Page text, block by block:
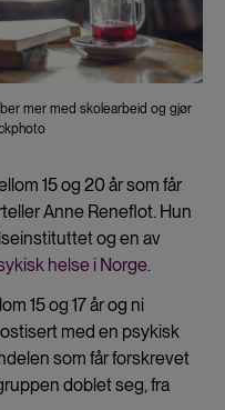
mer med skolearbeid og gjør
15 og 20 år som får
Anne Reneflot. Hun
og en av
helse i Norge.
15 og 17 år og ni
med en psykisk
som får forskrevet
doblet seg, fra